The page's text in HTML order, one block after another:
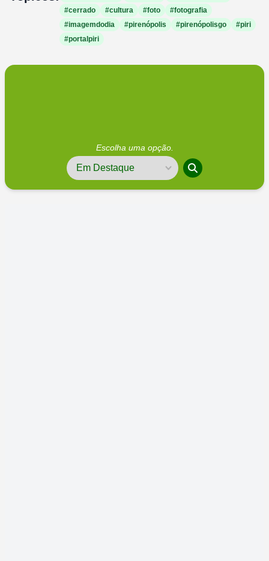
#cerrado #cultura #foto
#fotografia
#imagemdodia
#pirenópolis #pirenópolisgo
#piri
#portalpiri
Escolha uma opção.